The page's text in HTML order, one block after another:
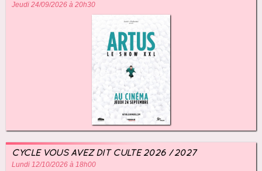
Jeudi 24/09/2026 à 20h30
CYCLE VOUS AVEZ DIT CULTE 2026 / 2027
Lundi 12/10/2026 à 18h00